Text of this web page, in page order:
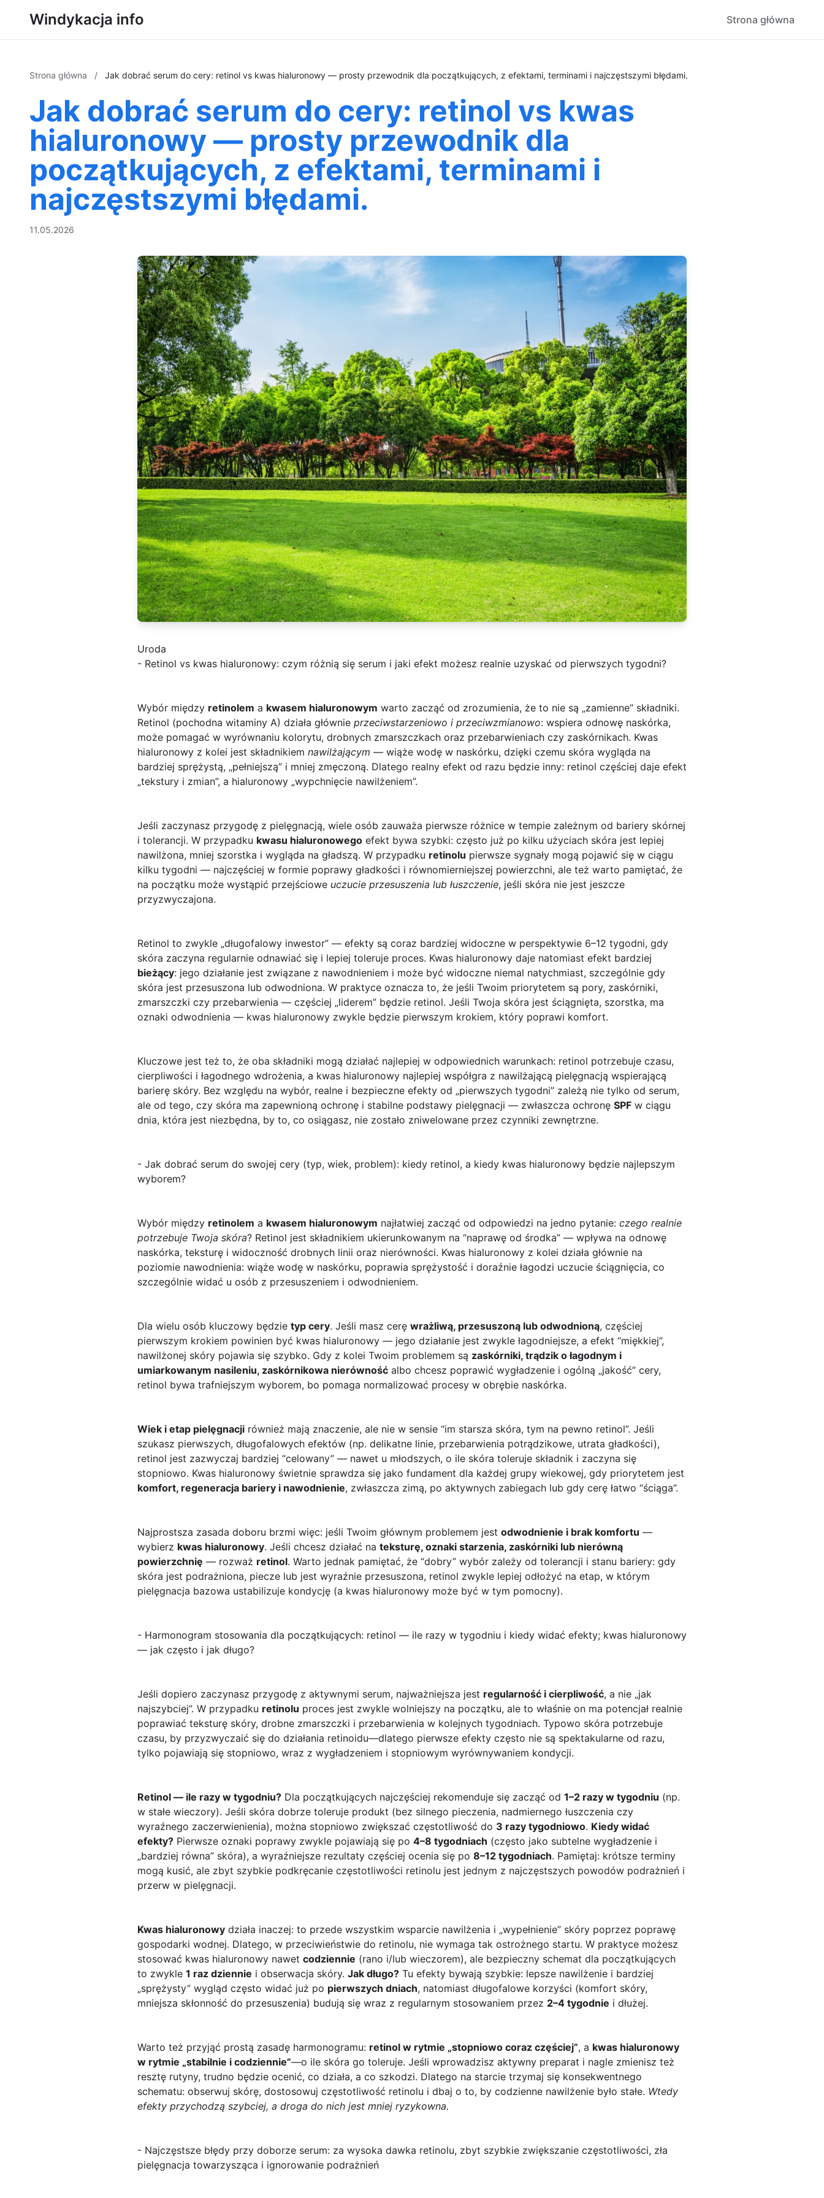
Windykacja info Strona główna
Strona główna / Jak dobrać serum do cery: retinol vs kwas hialuronowy — prosty przewodnik dla początkujących, z efektami, terminami i najczęstszymi błędami.
Jak dobrać serum do cery: retinol vs kwas
hialuronowy — prosty przewodnik dla
początkujących, z efektami, terminami i
najczęstszymi błędami.
11.05.2026
Uroda
- Retinol vs kwas hialuronowy: czym różnią się serum i jaki efekt możesz realnie uzyskać od pierwszych tygodni?
Wybór między retinolem a kwasem hialuronowym warto zacząć od zrozumienia, że to nie są „zamienne” składniki.
Retinol (pochodna witaminy A) działa głównie przeciwstarzeniowo i przeciwzmianowo: wspiera odnowę naskórka,
może pomagać w wyrównaniu kolorytu, drobnych zmarszczkach oraz przebarwieniach czy zaskórnikach. Kwas
hialuronowy z kolei jest składnikiem nawilżającym — wiąże wodę w naskórku, dzięki czemu skóra wygląda na
bardziej sprężystą, „pełniejszą” i mniej zmęczoną. Dlatego realny efekt od razu będzie inny: retinol częściej daje efekt
„tekstury i zmian”, a hialuronowy „wypchnięcie nawilżeniem”.
Jeśli zaczynasz przygodę z pielęgnacją, wiele osób zauważa pierwsze różnice w tempie zależnym od bariery skórnej
i tolerancji. W przypadku kwasu hialuronowego efekt bywa szybki: często już po kilku użyciach skóra jest lepiej
nawilżona, mniej szorstka i wygląda na gładszą. W przypadku retinolu pierwsze sygnały mogą pojawić się w ciągu
kilku tygodni — najczęściej w formie poprawy gładkości i równomierniejszej powierzchni, ale też warto pamiętać, że
na początku może wystąpić przejściowe uczucie przesuszenia lub łuszczenie, jeśli skóra nie jest jeszcze
przyzwyczajona.
Retinol to zwykle „długofalowy inwestor” — efekty są coraz bardziej widoczne w perspektywie 6–12 tygodni, gdy
skóra zaczyna regularnie odnawiać się i lepiej toleruje proces. Kwas hialuronowy daje natomiast efekt bardziej
bieżący: jego działanie jest związane z nawodnieniem i może być widoczne niemal natychmiast, szczególnie gdy
skóra jest przesuszona lub odwodniona. W praktyce oznacza to, że jeśli Twoim priorytetem są pory, zaskórniki,
zmarszczki czy przebarwienia — częściej „liderem” będzie retinol. Jeśli Twoja skóra jest ściągnięta, szorstka, ma
oznaki odwodnienia — kwas hialuronowy zwykle będzie pierwszym krokiem, który poprawi komfort.
Kluczowe jest też to, że oba składniki mogą działać najlepiej w odpowiednich warunkach: retinol potrzebuje czasu,
cierpliwości i łagodnego wdrożenia, a kwas hialuronowy najlepiej współgra z nawilżającą pielęgnacją wspierającą
barierę skóry. Bez względu na wybór, realne i bezpieczne efekty od „pierwszych tygodni” zależą nie tylko od serum,
ale od tego, czy skóra ma zapewnioną ochronę i stabilne podstawy pielęgnacji — zwłaszcza ochronę SPF w ciągu
dnia, która jest niezbędna, by to, co osiągasz, nie zostało zniwelowane przez czynniki zewnętrzne.
- Jak dobrać serum do swojej cery (typ, wiek, problem): kiedy retinol, a kiedy kwas hialuronowy będzie najlepszym
wyborem?
Wybór między retinolem a kwasem hialuronowym najłatwiej zacząć od odpowiedzi na jedno pytanie: czego realnie
potrzebuje Twoja skóra? Retinol jest składnikiem ukierunkowanym na “naprawę od środka” — wpływa na odnowę
naskórka, teksturę i widoczność drobnych linii oraz nierówności. Kwas hialuronowy z kolei działa głównie na
poziomie nawodnienia: wiąże wodę w naskórku, poprawia sprężystość i doraźnie łagodzi uczucie ściągnięcia, co
szczególnie widać u osób z przesuszeniem i odwodnieniem.
Dla wielu osób kluczowy będzie typ cery. Jeśli masz cerę wrażliwą, przesuszoną lub odwodnioną, częściej
pierwszym krokiem powinien być kwas hialuronowy — jego działanie jest zwykle łagodniejsze, a efekt “miękkiej”,
nawilżonej skóry pojawia się szybko. Gdy z kolei Twoim problemem są zaskórniki, trądzik o łagodnym i
umiarkowanym nasileniu, zaskórnikowa nierówność albo chcesz poprawić wygładzenie i ogólną „jakość” cery,
retinol bywa trafniejszym wyborem, bo pomaga normalizować procesy w obrębie naskórka.
Wiek i etap pielęgnacji również mają znaczenie, ale nie w sensie “im starsza skóra, tym na pewno retinol”. Jeśli
szukasz pierwszych, długofalowych efektów (np. delikatne linie, przebarwienia potrądzikowe, utrata gładkości),
retinol jest zazwyczaj bardziej “celowany” — nawet u młodszych, o ile skóra toleruje składnik i zaczyna się
stopniowo. Kwas hialuronowy świetnie sprawdza się jako fundament dla każdej grupy wiekowej, gdy priorytetem jest
komfort, regeneracja bariery i nawodnienie, zwłaszcza zimą, po aktywnych zabiegach lub gdy cerę łatwo “ściąga”.
Najprostsza zasada doboru brzmi więc: jeśli Twoim głównym problemem jest odwodnienie i brak komfortu —
wybierz kwas hialuronowy. Jeśli chcesz działać na teksturę, oznaki starzenia, zaskórniki lub nierówną
powierzchnię — rozważ retinol. Warto jednak pamiętać, że “dobry” wybór zależy od tolerancji i stanu bariery: gdy
skóra jest podrażniona, piecze lub jest wyraźnie przesuszona, retinol zwykle lepiej odłożyć na etap, w którym
pielęgnacja bazowa ustabilizuje kondycję (a kwas hialuronowy może być w tym pomocny).
- Harmonogram stosowania dla początkujących: retinol — ile razy w tygodniu i kiedy widać efekty; kwas hialuronowy
— jak często i jak długo?
Jeśli dopiero zaczynasz przygodę z aktywnymi serum, najważniejsza jest regularność i cierpliwość, a nie „jak
najszybciej”. W przypadku retinolu proces jest zwykle wolniejszy na początku, ale to właśnie on ma potencjał realnie
poprawiać teksturę skóry, drobne zmarszczki i przebarwienia w kolejnych tygodniach. Typowo skóra potrzebuje
czasu, by przyzwyczaić się do działania retinoidu—dlatego pierwsze efekty często nie są spektakularne od razu,
tylko pojawiają się stopniowo, wraz z wygładzeniem i stopniowym wyrównywaniem kondycji.
Retinol — ile razy w tygodniu? Dla początkujących najczęściej rekomenduje się zacząć od 1–2 razy w tygodniu (np.
w stałe wieczory). Jeśli skóra dobrze toleruje produkt (bez silnego pieczenia, nadmiernego łuszczenia czy
wyraźnego zaczerwienienia), można stopniowo zwiększać częstotliwość do 3 razy tygodniowo. Kiedy widać
efekty? Pierwsze oznaki poprawy zwykle pojawiają się po 4–8 tygodniach (często jako subtelne wygładzenie i
„bardziej równa” skóra), a wyraźniejsze rezultaty częściej ocenia się po 8–12 tygodniach. Pamiętaj: krótsze terminy
mogą kusić, ale zbyt szybkie podkręcanie częstotliwości retinolu jest jednym z najczęstszych powodów podrażnień i
przerw w pielęgnacji.
Kwas hialuronowy działa inaczej: to przede wszystkim wsparcie nawilżenia i „wypełnienie” skóry poprzez poprawę
gospodarki wodnej. Dlatego, w przeciwieństwie do retinolu, nie wymaga tak ostrożnego startu. W praktyce możesz
stosować kwas hialuronowy nawet codziennie (rano i/lub wieczorem), ale bezpieczny schemat dla początkujących
to zwykle 1 raz dziennie i obserwacja skóry. Jak długo? Tu efekty bywają szybkie: lepsze nawilżenie i bardziej
„sprężysty” wygląd często widać już po pierwszych dniach, natomiast długofalowe korzyści (komfort skóry,
mniejsza skłonność do przesuszenia) budują się wraz z regularnym stosowaniem przez 2–4 tygodnie i dłużej.
Warto też przyjąć prostą zasadę harmonogramu: retinol w rytmie „stopniowo coraz częściej”, a kwas hialuronowy
w rytmie „stabilnie i codziennie”—o ile skóra go toleruje. Jeśli wprowadzisz aktywny preparat i nagle zmienisz też
resztę rutyny, trudno będzie ocenić, co działa, a co szkodzi. Dlatego na starcie trzymaj się konsekwentnego
schematu: obserwuj skórę, dostosowuj częstotliwość retinolu i dbaj o to, by codzienne nawilżenie było stałe. Wtedy
efekty przychodzą szybciej, a droga do nich jest mniej ryzykowna.
- Najczęstsze błędy przy doborze serum: za wysoka dawka retinolu, zbyt szybkie zwiększanie częstotliwości, zła
pielęgnacja towarzysząca i ignorowanie podrażnień